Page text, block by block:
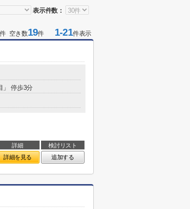
表示件数：
空き数19件1-21件表示
」 停歩3分
詳細
検討リスト
詳細を見る 追加する